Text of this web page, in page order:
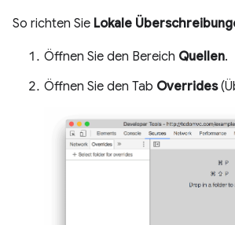
So richten Sie Lokale
Öffnen Sie den Bereich Quellen.
Öffnen Sie den Tab Overrides